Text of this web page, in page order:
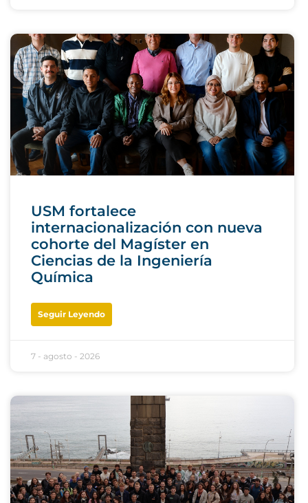
USM fortalece
internacionalización con nueva
cohorte del Magíster en
Ciencias de la Ingeniería
Química
Seguir Leyendo
7 - agosto - 2026